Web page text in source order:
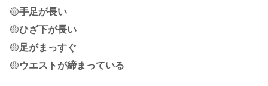
🟡手足が長い
🟡ひざ下が長い
🟡足がまっすぐ
🟡ウエストが締まっている